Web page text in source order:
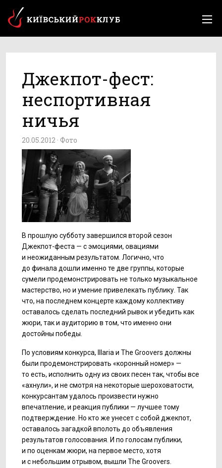
Джекпот-фест:
неспортивная
ничья
20.05.2012 · Фото
В прошлую субботу завершился второй сезон
Джекпот-феста — с эмоциями, овациями
и неожиданным результатом. Логично, что
до финала дошли именно те две группы, которые
сумели продемонстрировать не только музыкальное
мастерство, но и умение привелекать публику. Так
что, на последнем концерте каждому коллективу
оставалось сделать последний рывок и убедить как
жюри, так и аудиторию в том, что именно они
достойны победы.
По условиям конкурса, Illaria и The Groovers должны
были продемонстрировать «коронный номер» —
то есть, исполнить одну из своих песен так, чтобы все
«ахнули», и не смотря на некоторые шероховатости,
конкурсантам удалось произвести нужно
впечатление, и реакция публики — лучшее тому
подтверждение. Но кто же унесет с собой джекпот,
оставалось загадкой вполоть до объявления
результатов голосования. И по голосам публики,
и по оценкам жюри, на первое место, хотя
и с небольшим отрывом, вышли The Groovers.